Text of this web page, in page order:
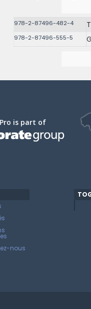
978-2-87496-482-4
978-2-87496-555-5
is part of
nous